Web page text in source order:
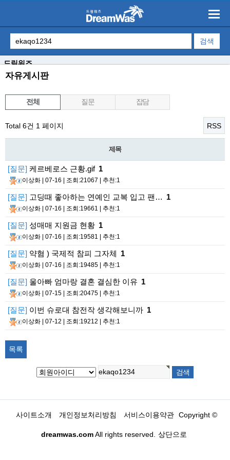
드림워즈
자유게시판
전체 질문 잡담
Total 6건 1 페이지 RSS
제목
[질문] 케르베로스 근황.gif 1
이상화 | 07-16 | 조회:21067 | 추천:1
[질문] 고딩때 좋아하는 연예인 교복 입고 팬… 1
이상화 | 07-16 | 조회:19661 | 추천:1
[질문] 성매매 지원금 현황 1
이상화 | 07-16 | 조회:19581 | 추천:1
[질문] 약혐 ) 국제적 참피 그자체 1
이상화 | 07-16 | 조회:19485 | 추천:1
[질문] 울아빠 엄마랑 결혼 결심한 이유 1
이상화 | 07-15 | 조회:20475 | 추천:1
[질문] 이번 슈로대 참전작 생각해보니까 1
이상화 | 07-12 | 조회:19212 | 추천:1
목록
사이트소개 개인정보처리방침 서비스이용약관 Copyright ©
dreamwas.comAll rights reserved. 상단으로